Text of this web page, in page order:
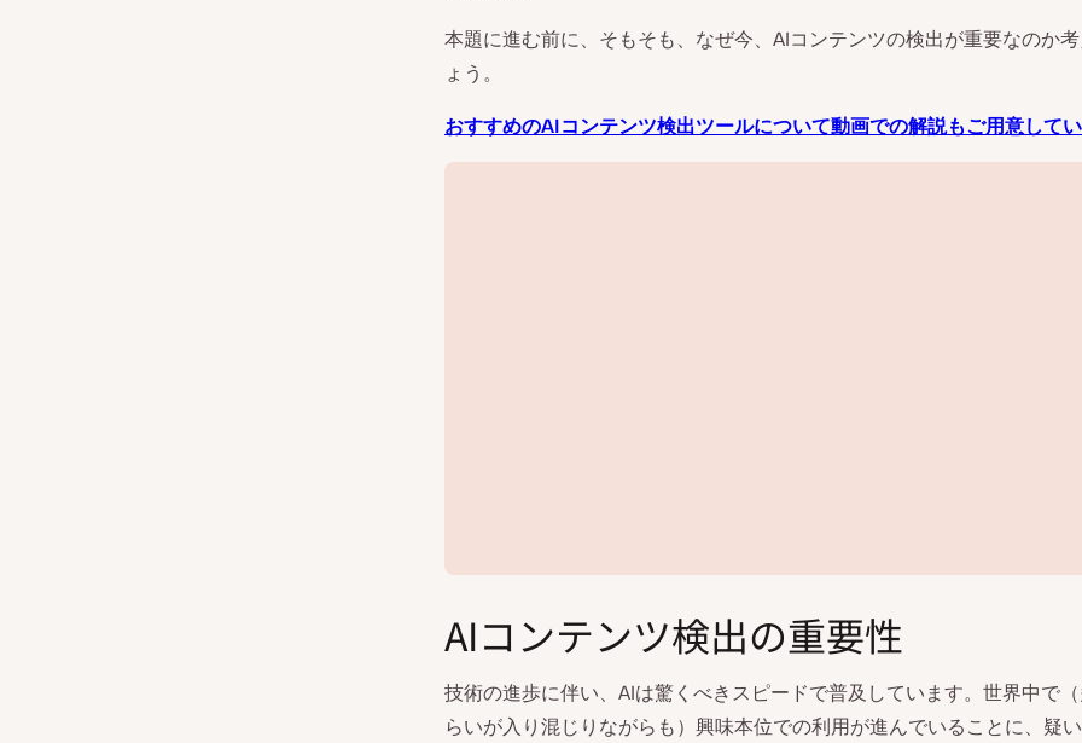
本題に進む前に、そもそも、なぜ今、AIコンテンツの検出が重要なのか
ょう。
おすすめのAIコンテンツ検出ツールについて動画での解説もご用意して
AIコンテンツ検出の重要性
技術の進歩に伴い、AIは驚くべきスピードで普及しています。世界中で
らいが入り混じりながらも）興味本位での利用が進んでいることに、疑